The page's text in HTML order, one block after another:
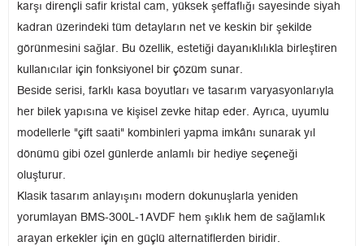
karşı dirençli safir kristal cam, yüksek şeffaflığı sayesinde siyah
kadran üzerindeki tüm detayların net ve keskin bir şekilde
görünmesini sağlar. Bu özellik, estetiği dayanıklılıkla birleştiren
kullanıcılar için fonksiyonel bir çözüm sunar.
Beside serisi, farklı kasa boyutları ve tasarım varyasyonlarıyla
her bilek yapısına ve kişisel zevke hitap eder. Ayrıca, uyumlu
modellerle "çift saati" kombinleri yapma imkânı sunarak yıl
dönümü gibi özel günlerde anlamlı bir hediye seçeneği
oluşturur.
Klasik tasarım anlayışını modern dokunuşlarla yeniden
yorumlayan BMS-300L-1AVDF hem şıklık hem de sağlamlık
arayan erkekler için en güçlü alternatiflerden biridir.